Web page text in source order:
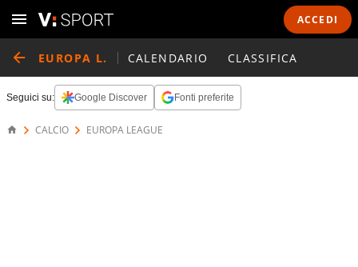
ACCEDI
EUROPA L. CALENDARIO CLASSIFICA
Seguici su: Google Discover Fonti preferite
CALCIO EUROPA LEAGUE